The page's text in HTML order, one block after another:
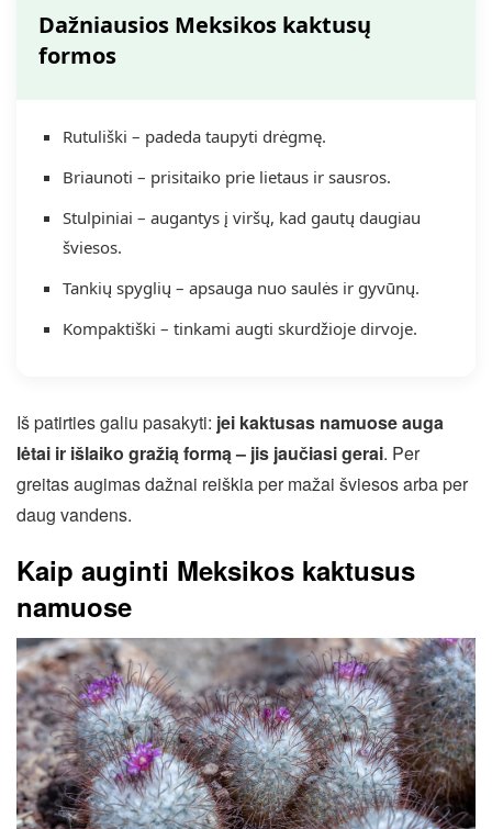
Dažniausios Meksikos kaktusų
formos
Rutuliški – padeda taupyti drėgmę.
Briaunoti – prisitaiko prie lietaus ir sausros.
Stulpiniai – augantys į viršų, kad gautų daugiau
šviesos.
Tankių spyglių – apsauga nuo saulės ir gyvūnų.
Kompaktiški – tinkami augti skurdžioje dirvoje.
Iš patirties galiu pasakyti: jei kaktusas namuose auga
lėtai ir išlaiko gražią formą – jis jaučiasi gerai. Per
greitas augimas dažnai reiškia per mažai šviesos arba per
daug vandens.
Kaip auginti Meksikos kaktusus
namuose